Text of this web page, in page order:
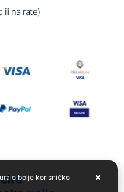
ili na rate)
bolje korisničko